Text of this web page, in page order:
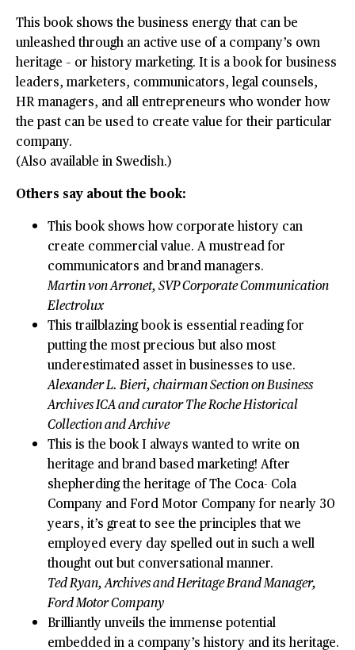
This book shows the business energy that can be
unleashed through an active use of a company’s own
heritage – or history marketing. It is a book for business
leaders, marketers, communicators, legal counsels,
HR managers, and all entrepreneurs who wonder how
the past can be used to create value for their particular
company.
(Also available in Swedish.)
Others say about the book:
This book shows how corporate history can
create commercial value. A mustread for
communicators and brand managers.
Martin von Arronet, SVP Corporate Communication
Electrolux
This trailblazing book is essential reading for
putting the most precious but also most
underestimated asset in businesses to use.
Alexander L. Bieri, chairman Section on Business
Archives ICA and curator The Roche Historical
Collection and Archive
This is the book I always wanted to write on
heritage and brand based marketing! After
shepherding the heritage of The Coca- Cola
Company and Ford Motor Company for nearly 30
years, it’s great to see the principles that we
employed every day spelled out in such a well
thought out but conversational manner.
Ted Ryan, Archives and Heritage Brand Manager,
Ford Motor Company
Brilliantly unveils the immense potential
embedded in a company’s history and its heritage.